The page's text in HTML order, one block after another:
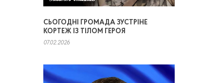
СЬОГОДНІ ГРОМАДА ЗУСТРІНЕ
КОРТЕЖ ІЗ ТІЛОМ ГЕРОЯ
07.02.2026